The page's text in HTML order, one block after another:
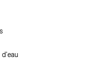
d'eau